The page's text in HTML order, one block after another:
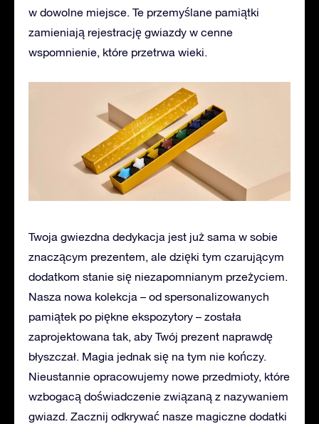
w dowolne miejsce. Te przemyślane pamiątki
zamieniają rejestrację gwiazdy w cenne
wspomnienie, które przetrwa wieki.
Twoja gwiezdna dedykacja jest już sama w sobie
znaczącym prezentem, ale dzięki tym czarującym
dodatkom stanie się niezapomnianym przeżyciem.
Nasza nowa kolekcja – od spersonalizowanych
pamiątek po piękne ekspozytory – została
zaprojektowana tak, aby Twój prezent naprawdę
błyszczał. Magia jednak się na tym nie kończy.
Nieustannie opracowujemy nowe przedmioty, które
wzbogacą doświadczenie związaną z nazywaniem
gwiazd. Zacznij odkrywać nasze magiczne dodatki